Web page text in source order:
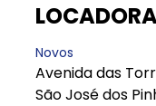
Novos
Avenida das
São José dos